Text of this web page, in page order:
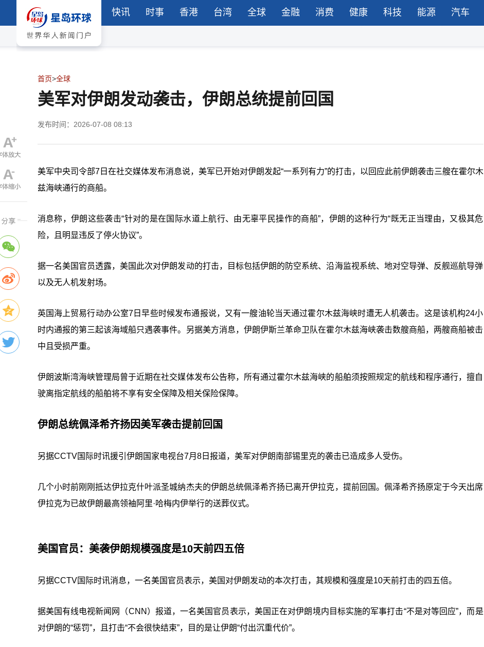
快讯 时事 香港 台湾 全球 金融 消费 健康 科技 能源 汽车
首页>全球
美军对伊朗发动袭击，伊朗总统提前回国
发布时间：2026-07-08 08:13
美军中央司令部7日在社交媒体发布消息说，美军已开始对伊朗发起“一系列有力”的打击，以回应此前伊朗袭击三艘在霍尔木
兹海峡通行的商船。
消息称，伊朗这些袭击“针对的是在国际水道上航行、由无辜平民操作的商船”，伊朗的这种行为“既无正当理由，又极其危
险，且明显违反了停火协议”。
据一名美国官员透露，美国此次对伊朗发动的打击，目标包括伊朗的防空系统、沿海监视系统、地对空导弹、反舰巡航导弹
以及无人机发射场。
英国海上贸易行动办公室7日早些时候发布通报说，又有一艘油轮当天通过霍尔木兹海峡时遭无人机袭击。这是该机构24小
时内通报的第三起该海域船只遇袭事件。另据美方消息，伊朗伊斯兰革命卫队在霍尔木兹海峡袭击数艘商船，两艘商船被击
中且受损严重。
伊朗波斯湾海峡管理局曾于近期在社交媒体发布公告称，所有通过霍尔木兹海峡的船舶须按照规定的航线和程序通行，擅自
驶离指定航线的船舶将不享有安全保障及相关保险保障。
伊朗总统佩泽希齐扬因美军袭击提前回国
另据CCTV国际时讯援引伊朗国家电视台7月8日报道，美军对伊朗南部锡里克的袭击已造成多人受伤。
几个小时前刚刚抵达伊拉克什叶派圣城纳杰夫的伊朗总统佩泽希齐扬已离开伊拉克，提前回国。佩泽希齐扬原定于今天出席
伊拉克为已故伊朗最高领袖阿里·哈梅内伊举行的送葬仪式。
美国官员：美袭伊朗规模强度是10天前四五倍
另据CCTV国际时讯消息，一名美国官员表示，美国对伊朗发动的本次打击，其规模和强度是10天前打击的四五倍。
据美国有线电视新闻网（CNN）报道，一名美国官员表示，美国正在对伊朗境内目标实施的军事打击“不是对等回应”，而是
对伊朗的“惩罚”，且打击“不会很快结束”，目的是让伊朗“付出沉重代价”。